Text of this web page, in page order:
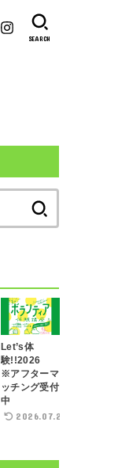
SEARCH
Let’s体
験!!2026
※アフターマ
ッチング受付
中
2026.07.29